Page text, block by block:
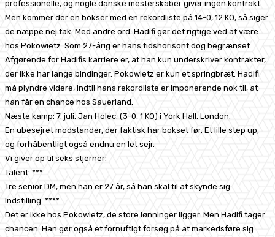
professionelle, og nogle danske mesterskaber giver ingen kontrakt.
Men kommer der en bokser med en rekordliste på 14-0, 12 KO, så siger
de næppe nej tak. Med andre ord: Hadifi gør det rigtige ved at være
hos Pokowietz. Som 27-årig er hans tidshorisont dog begrænset.
Afgørende for Hadifis karriere er, at han kun underskriver kontrakter,
der ikke har lange bindinger. Pokowietz er kun et springbræt. Hadifi
må plyndre videre, indtil hans rekordliste er imponerende nok til, at
han får en chance hos Sauerland.
Næste kamp: 7. juli, Jan Holec, (3-0, 1 KO) i York Hall, London.
En ubesejret modstander, der faktisk har bokset før. Et lille step up,
og forhåbentligt også endnu en let sejr.
Vi giver op til seks stjerner:
Talent: ***
Tre senior DM, men han er 27 år, så han skal til at skynde sig.
Indstilling: ****
Det er ikke hos Pokowietz, de store lønninger ligger. Men Hadifi tager
chancen. Han gør også et fornuftigt forsøg på at markedsføre sig